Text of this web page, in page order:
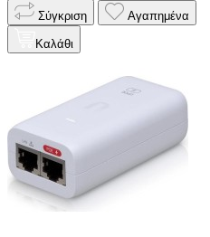
Σύγκριση Αγαπημένα
Καλάθι